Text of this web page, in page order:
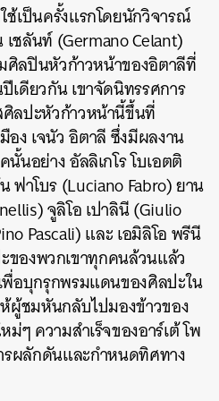
ช้เป็นครั้งแรกโดยนักวิจารณ์
ชลันท์ (Germano Celant)
ศิลปินหัวก้าวหน้าของอิตาลีที่
ดียวกัน เขาจัดนิทรรศการ
ลปะหัวก้าวหน้านี้ขึ้นที่
อง เจนัว อิตาลี ซึ่งมีผลงาน
นอย่าง อัลลิเกโร โบเอตติ
ฟาโบร (Luciano Fabro) ยาน
จูลิโอ เปาลินี (Giulio
Pascali) และ เอมิลิโอ พรีนี
ของพวกเขาทุกคนล้วนแล้ว
อบุกรุกพรมแดนของศิลปะใน
ผู้ชมหันกลับไปมองข้าวของ
ๆ ความสำเร็จของอาร์เต้ โพ
รผลักดันและกำหนดทิศทาง